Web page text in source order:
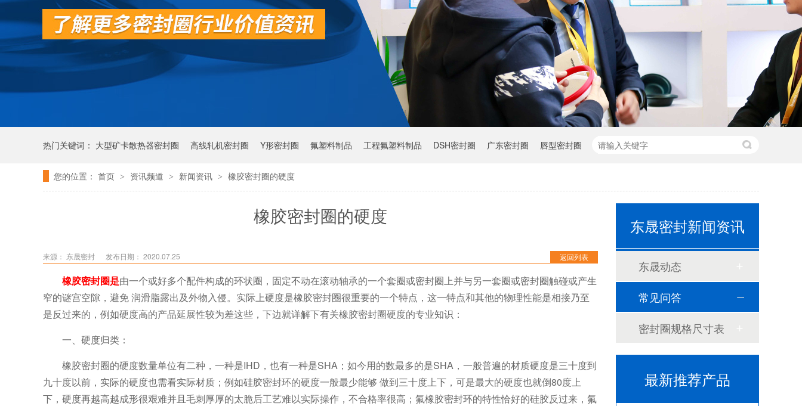
热门关键词： 大型矿卡散热器密封圈 高线轧机密封圈 Y形密封圈 氟塑料制品 工程氟塑料制品 DSH密封圈 广东密封圈 唇型密封圈
唇形密封圈 泛塞密封圈
您的位置： 首页 > 资讯频道 > 新闻资讯 > 橡胶密封圈的硬度
橡胶密封圈的硬度
返回列表
来源： 东晟密封 发布日期： 2020.07.25
橡胶密封圈是由一个或好多个配件构成的环状圈，固定不动在滚动轴承的一个套圈或密封圈上并与另一套圈或密封圈触碰或产生
窄的谜宫空隙，避免 润滑脂露出及外物入侵。实际上硬度是橡胶密封圈很重要的一个特点，这一特点和其他的物理性能是相接乃至
是反过来的，例如硬度高的产品延展性较为差这些，下边就详解下有关橡胶密封圈硬度的专业知识：
一、硬度归类：
橡胶密封圈的硬度数量单位有二种，一种是IHD，也有一种是SHA；如今用的数最多的是SHA，一般普遍的材质硬度是三十度到
九十度以前，实际的硬度也需看实际材质；例如硅胶密封环的硬度一般最少能够 做到三十度上下，可是最大的硬度也就倒80度上
下，硬度再越高越成形很艰难并且毛刺厚厚的太脆后工艺难以实际操作，不合格率很高；氟橡胶密封环的特性恰好的硅胶反过来，氟
东晟密封新闻资讯
东晟动态
常见问答
密封圈规格尺寸表
最新推荐产品
泛塞封-汽车密封件-耐腐蚀密封圈
组合双唇骨架油封密封圈
气动隔膜泵膜片